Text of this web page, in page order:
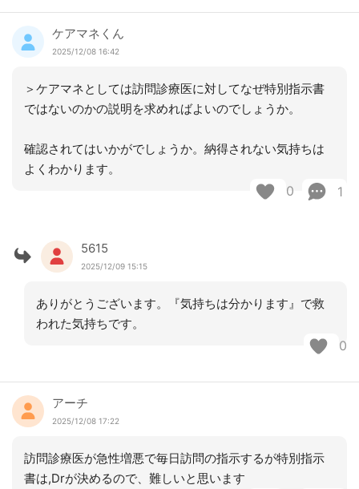
ケアマネくん
2025/12/08 16:42
＞ケアマネとしては訪問診療医に対してなぜ特別指示書
ではないのかの説明を求めればよいのでしょうか。
確認されてはいかがでしょうか。納得されない気持ちは
よくわかります。
0 1
5615
2025/12/09 15:15
ありがとうございます。『気持ちは分かります』で救
われた気持ちです。
0
アーチ
2025/12/08 17:22
訪問診療医が急性増悪で毎日訪問の指示するが特別指示
書は,Drが決めるので、難しいと思います